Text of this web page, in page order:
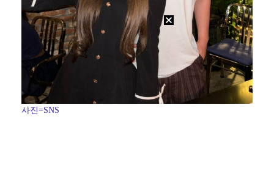
사진=SNS